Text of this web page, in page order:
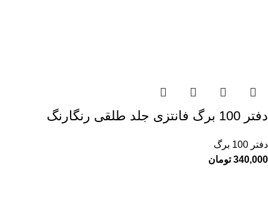
دفتر 100 برگ فانتزی جلد طلقی رنگارنگ
دفتر 100 برگ
340,000 تومان